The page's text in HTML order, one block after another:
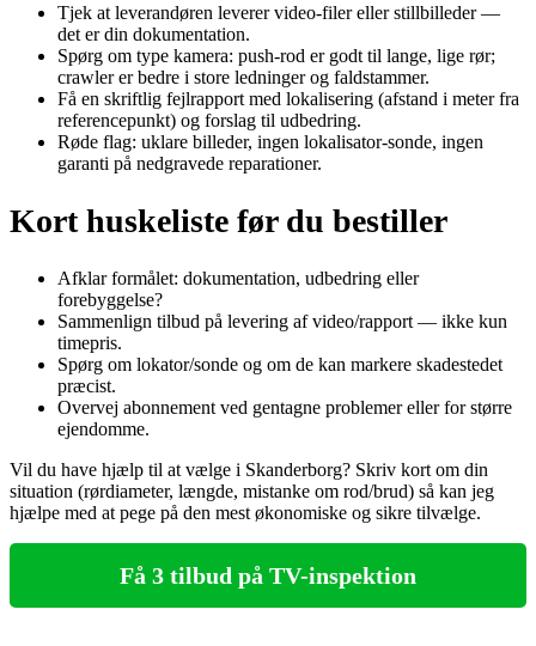
Tjek at leverandøren leverer video‑filer eller stillbilleder —
det er din dokumentation.
Spørg om type kamera: push‑rod er godt til lange, lige rør;
crawler er bedre i store ledninger og faldstammer.
Få en skriftlig fejlrapport med lokalisering (afstand i meter fra
referencepunkt) og forslag til udbedring.
Røde flag: uklare billeder, ingen lokalisator‑sonde, ingen
garanti på nedgravede reparationer.
Kort huskeliste før du bestiller
Afklar formålet: dokumentation, udbedring eller
forebyggelse?
Sammenlign tilbud på levering af video/rapport — ikke kun
timepris.
Spørg om lokator/sonde og om de kan markere skadestedet
præcist.
Overvej abonnement ved gentagne problemer eller for større
ejendomme.
Vil du have hjælp til at vælge i Skanderborg? Skriv kort om din
situation (rørdiameter, længde, mistanke om rod/brud) så kan jeg
hjælpe med at pege på den mest økonomiske og sikre tilvælge.
Få 3 tilbud på TV-inspektion